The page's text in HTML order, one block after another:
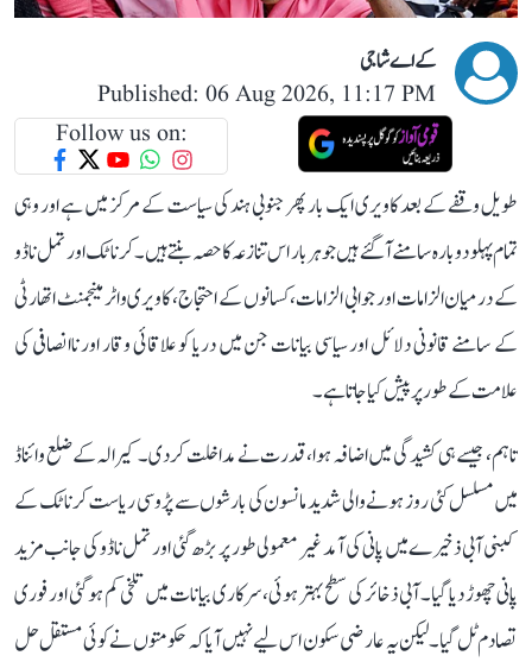
کے اے شاجی
Published: 06 Aug 2026, 11:17 PM
Follow us on:
طویل وقفے کے بعد کاویری ایک بار پھر جنوبی ہند کی سیاست کے مرکز میں ہے اور وہی
تمام پہلو دوبارہ سامنے آ گئے ہیں جو ہر بار اس تنازعہ کا حصہ بنتے ہیں۔ کرناٹک اور تمل ناڈو
کے درمیان الزامات اور جوابی الزامات، کسانوں کے احتجاج، کاویری واٹر مینجمنٹ اتھارٹی
کے سامنے قانونی دلائل اور سیاسی بیانات جن میں دریا کو علاقائی وقار اور ناانصافی کی
علامت کے طور پر پیش کیا جاتا ہے۔
تاہم، جیسے ہی کشیدگی میں اضافہ ہوا، قدرت نے مداخلت کر دی۔ کیرالہ کے ضلع وائناڈ
میں مسلسل کئی روز ہونے والی شدید مانسون کی بارشوں سے پڑوسی ریاست کرناٹک کے
کبنی آبی ذخیرے میں پانی کی آمد غیر معمولی طور پر بڑھ گئی اور تمل ناڈو کی جانب مزید
پانی چھوڑ دیا گیا۔ آبی ذخائر کی سطح بہتر ہوئی، سرکاری بیانات میں تلخی کم ہو گئی اور فوری
تصادم ٹل گیا۔ لیکن یہ عارضی سکون اس لیے نہیں آیا کہ حکومتوں نے کوئی مستقل حل